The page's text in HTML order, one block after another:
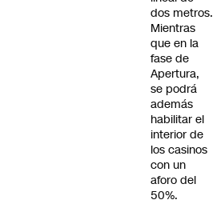
dos metros.
Mientras
que en la
fase de
Apertura,
se podrá
además
habilitar el
interior de
los casinos
con un
aforo del
50%.